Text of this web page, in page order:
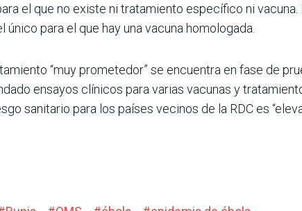
el que no existe ni tratamiento específico ni vacuna.
para el que hay una vacuna homologada.
“muy prometedor” se encuentra en fase de
ensayos clínicos para varias vacunas y
sanitario para los países vecinos de la RDC es